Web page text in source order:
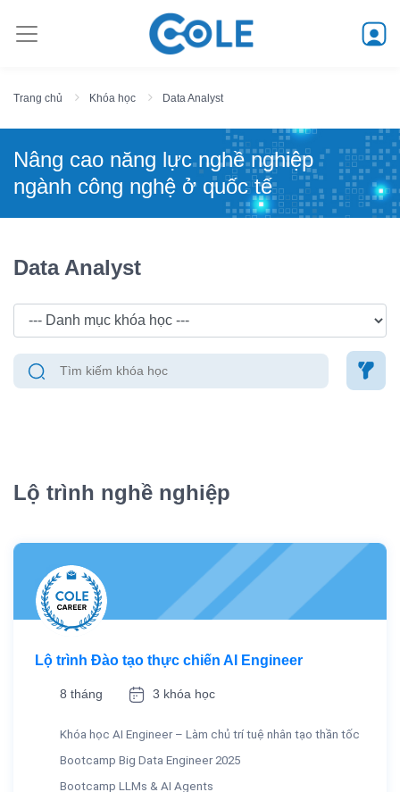
Trang chủ Khóa học Data Analyst
Nâng cao năng lực nghề nghiệp
ngành công nghệ ở quốc tế
Data Analyst
Lộ trình nghề nghiệp
Lộ trình Đào tạo thực chiến AI Engineer
8 tháng 3 khóa học
Khóa học AI Engineer – Làm chủ trí tuệ nhân tạo thần tốc
Bootcamp Big Data Engineer 2025
Bootcamp LLMs & AI Agents